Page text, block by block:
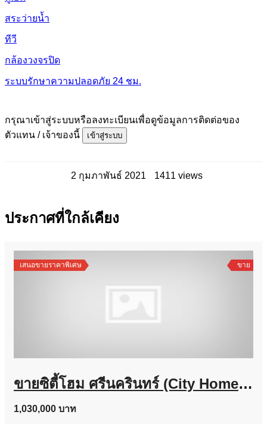
สระว่ายน้ำ
ทีวี
กล้องวงจรปิด
ระบบรักษาความปลอดภัย 24 ชม.
กรุณาเข้าสู่ระบบหรือลงทะเบียนเพื่อดูข้อมูลการติดต่อของ
ตัวแทน / เจ้าของนี้
เข้าสู่ระบบ
2 กุมภาพันธ์ 2021 1411 views
ประกาศที่ใกล้เคียง
เสนอขายราคาพิเศษ ขาย
ขายซิตี้โฮม ศรีนครินทร์ (City Home Srinakarin) พร้อมผู้เช่า 29.90 ตร.ม. คุ้มที่สุดในโครงการ ชั้น 12
1,030,000 บาท